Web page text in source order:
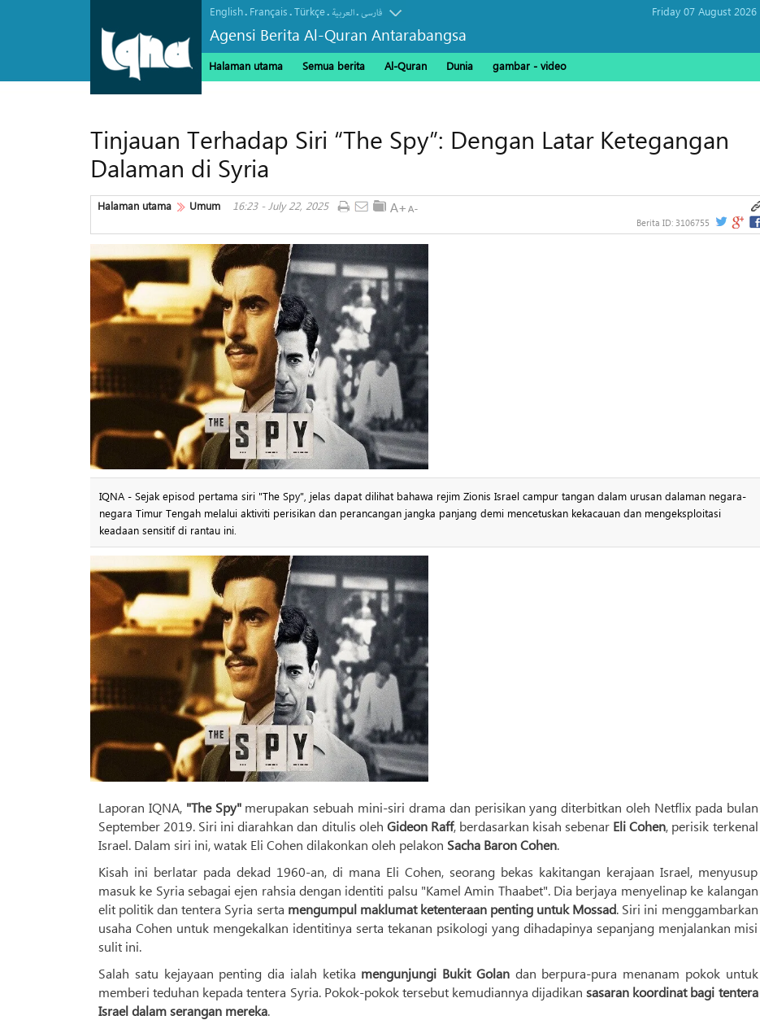
English. Français.Türkçe. العربیة.فارسی
Agensi Berita Al-Quran Antarabangsa
Friday 07 August 2026 ,
Halaman utama Semua berita Al-Quran Dunia gambar - video
Tinjauan Terhadap Siri “The Spy”: Dengan Latar Ketegangan
Dalaman di Syria
Halaman utama Umum 16:23 - July 22, 2025
Berita ID: 3106755
IQNA - Sejak episod pertama siri "The Spy", jelas dapat dilihat bahawa rejim Zionis Israel campur tangan dalam urusan dalaman negara-
negara Timur Tengah melalui aktiviti perisikan dan perancangan jangka panjang demi mencetuskan kekacauan dan mengeksploitasi
keadaan sensitif di rantau ini.
Laporan IQNA, "The Spy"merupakan sebuah mini-siri drama dan perisikan yang diterbitkan oleh Netflix pada bulan
September 2019. Siri ini diarahkan dan ditulis oleh Gideon Raff, berdasarkan kisah sebenar Eli Cohen, perisik terkenal
Israel. Dalam siri ini, watak Eli Cohen dilakonkan oleh pelakon Sacha Baron Cohen.
Kisah ini berlatar pada dekad 1960-an, di mana Eli Cohen, seorang bekas kakitangan kerajaan Israel, menyusup
masuk ke Syria sebagai ejen rahsia dengan identiti palsu "Kamel Amin Thaabet". Dia berjaya menyelinap ke kalangan
elit politik dan tentera Syria serta mengumpul maklumat ketenteraan penting untuk Mossad. Siri ini menggambarkan
usaha Cohen untuk mengekalkan identitinya serta tekanan psikologi yang dihadapinya sepanjang menjalankan misi
sulit ini.
Salah satu kejayaan penting dia ialah ketika mengunjungi Bukit Golandan berpura-pura menanam pokok untuk
memberi teduhan kepada tentera Syria. Pokok-pokok tersebut kemudiannya dijadikansasaran koordinat bagi tentera
Israel dalam serangan mereka.